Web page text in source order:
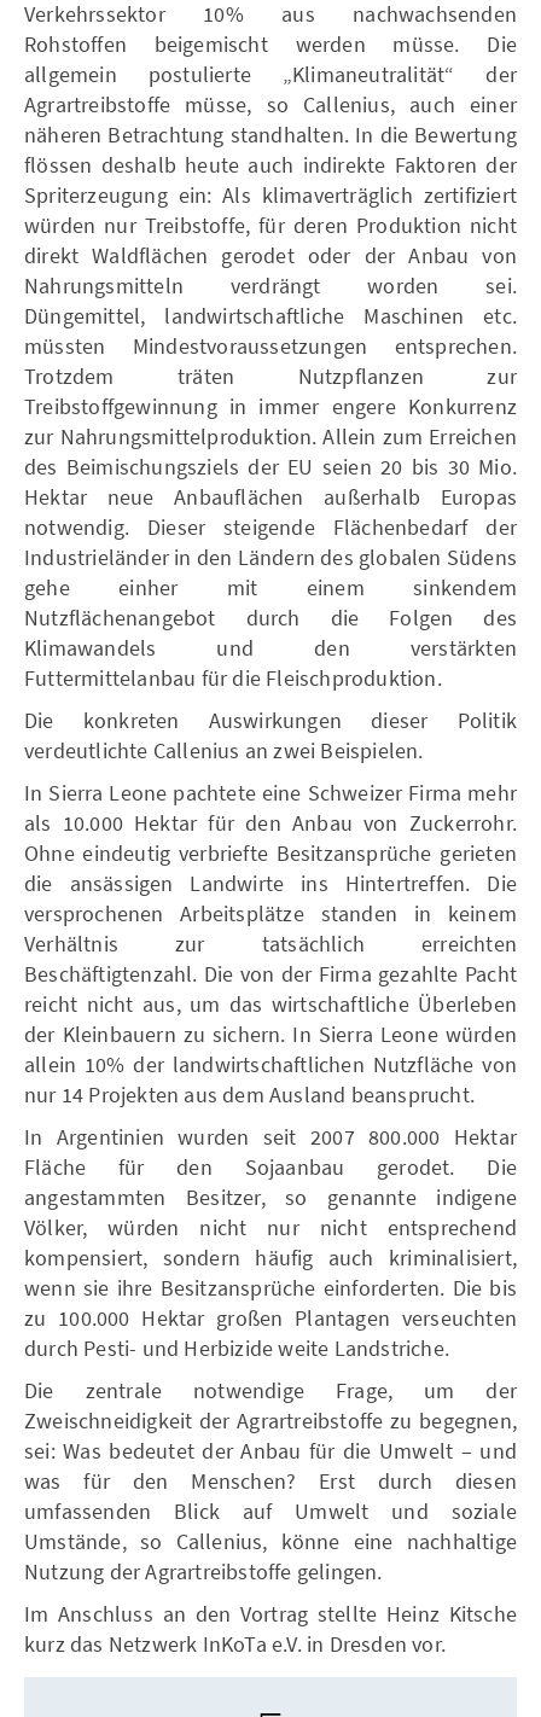
Verkehrssektor 10% aus nachwachsenden
Rohstoffen beigemischt werden müsse. Die
allgemein postulierte „Klimaneutralität“ der
Agrartreibstoffe müsse, so Callenius, auch einer
näheren Betrachtung standhalten. In die Bewertung
flössen deshalb heute auch indirekte Faktoren der
Spriterzeugung ein: Als klimaverträglich zertifiziert
würden nur Treibstoffe, für deren Produktion nicht
direkt Waldflächen gerodet oder der Anbau von
Nahrungsmitteln verdrängt worden sei.
Düngemittel, landwirtschaftliche Maschinen etc.
müssten Mindestvoraussetzungen entsprechen.
Trotzdem träten Nutzpflanzen zur
Treibstoffgewinnung in immer engere Konkurrenz
zur Nahrungsmittelproduktion. Allein zum Erreichen
des Beimischungsziels der EU seien 20 bis 30 Mio.
Hektar neue Anbauflächen außerhalb Europas
notwendig. Dieser steigende Flächenbedarf der
Industrieländer in den Ländern des globalen Südens
gehe einher mit einem sinkendem
Nutzflächenangebot durch die Folgen des
Klimawandels und den verstärkten
Futtermittelanbau für die Fleischproduktion.
Die konkreten Auswirkungen dieser Politik
verdeutlichte Callenius an zwei Beispielen.
In Sierra Leone pachtete eine Schweizer Firma mehr
als 10.000 Hektar für den Anbau von Zuckerrohr.
Ohne eindeutig verbriefte Besitzansprüche gerieten
die ansässigen Landwirte ins Hintertreffen. Die
versprochenen Arbeitsplätze standen in keinem
Verhältnis zur tatsächlich erreichten
Beschäftigtenzahl. Die von der Firma gezahlte Pacht
reicht nicht aus, um das wirtschaftliche Überleben
der Kleinbauern zu sichern. In Sierra Leone würden
allein 10% der landwirtschaftlichen Nutzfläche von
nur 14 Projekten aus dem Ausland beansprucht.
In Argentinien wurden seit 2007 800.000 Hektar
Fläche für den Sojaanbau gerodet. Die
angestammten Besitzer, so genannte indigene
Völker, würden nicht nur nicht entsprechend
kompensiert, sondern häufig auch kriminalisiert,
wenn sie ihre Besitzansprüche einforderten. Die bis
zu 100.000 Hektar großen Plantagen verseuchten
durch Pesti- und Herbizide weite Landstriche.
Die zentrale notwendige Frage, um der
Zweischneidigkeit der Agrartreibstoffe zu begegnen,
sei: Was bedeutet der Anbau für die Umwelt – und
was für den Menschen? Erst durch diesen
umfassenden Blick auf Umwelt und soziale
Umstände, so Callenius, könne eine nachhaltige
Nutzung der Agrartreibstoffe gelingen.
Im Anschluss an den Vortrag stellte Heinz Kitsche
kurz das Netzwerk InKoTa e.V. in Dresden vor.